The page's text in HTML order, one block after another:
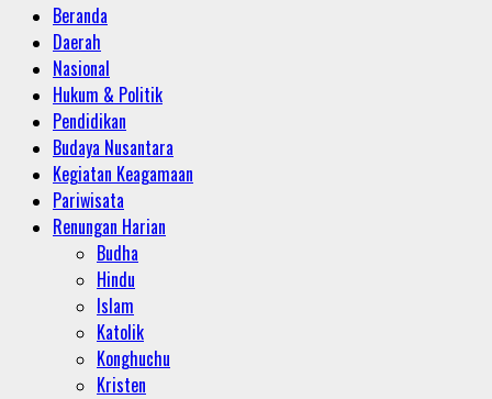
Primary
Menu
Beranda
Daerah
Nasional
Hukum & Politik
Pendidikan
Budaya Nusantara
Kegiatan Keagamaan
Pariwisata
Renungan Harian
Budha
Hindu
Islam
Katolik
Konghuchu
Kristen